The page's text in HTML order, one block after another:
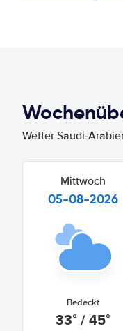
Wetter Saudi-
Mittwoch
05-08-2026
Bedeckt
33° / 45°